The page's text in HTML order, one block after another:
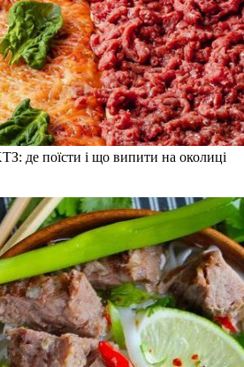
де поїсти і що випити на околиці